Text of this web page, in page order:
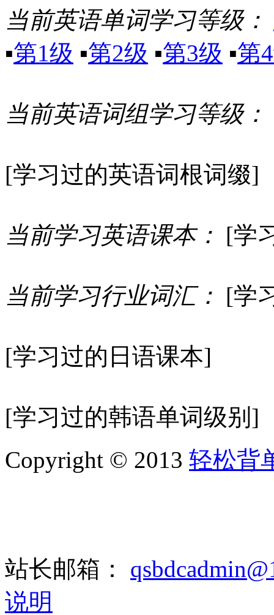
当前英语单词学习等级：
▪第1级 ▪第2级 ▪第3级 ▪第
当前英语词组学习等级：
[学习过的英语词根词缀]
当前学习英语课本： [学
当前学习行业词汇： [学
[学习过的日语课本]
[学习过的韩语单词级别]
Copyright © 2013 轻松背
站长邮箱：
说明